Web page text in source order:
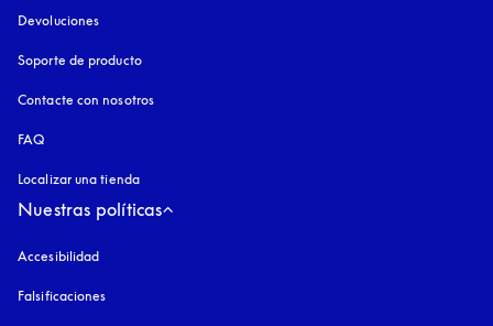
Devoluciones
Soporte de producto
Contacte con nosotros
FAQ
Localizar una tienda
Nuestras políticas
Accesibilidad
Falsificaciones